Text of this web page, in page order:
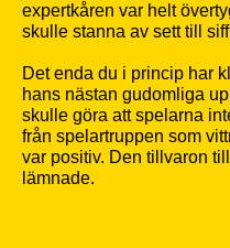
expertkåren var helt
skulle stanna av sett till
Det enda du i princip har
hans nästan gudomliga
skulle göra att spelarna
från spelartruppen som
var positiv. Den tillvaron
lämnade.